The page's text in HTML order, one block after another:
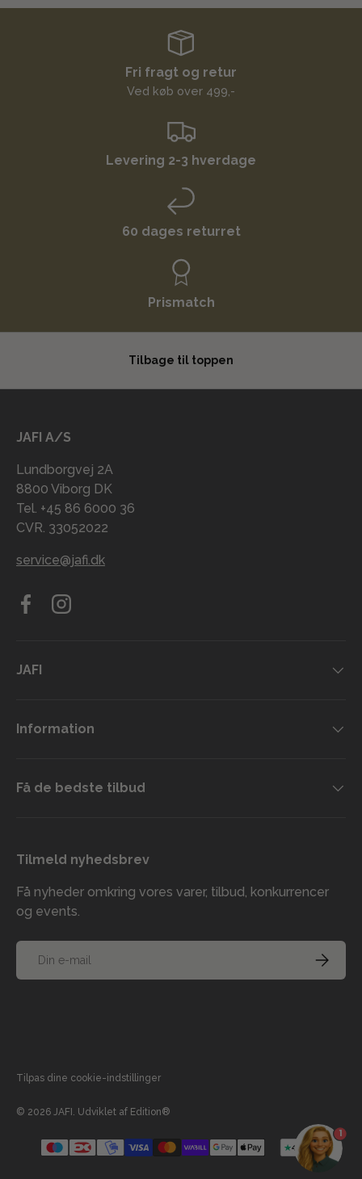
Fri fragt og retur
Ved køb over 499,-
Levering 2-3 hverdage
60 dages returret
Prismatch
Tilbage til toppen
JAFI A/S
Lundborgvej 2A
8800 Viborg DK
Tel. +45 86 6000 36
CVR. 33052022
service@jafi.dk
FacebookInstagram
JAFI
Information
Få de bedste tilbud
Tilmeld nyhedsbrev
Få nyheder omkring vores varer, tilbud, konkurrencer
og events.
TILMELD
Tilpas dine cookie-indstillinger
© 2026 JAFI Udviklet af Edition®
1